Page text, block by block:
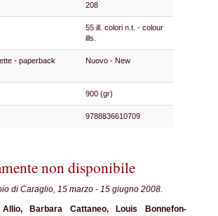
208
55 ill. colori n.t. - colour
ills.
- paperback
Nuovo - New
900 (gr)
9788836610709
non disponibile
di Caraglio, 15 marzo - 15 giugno 2008.
Allio, Barbara Cattaneo, Louis Bonnefon-